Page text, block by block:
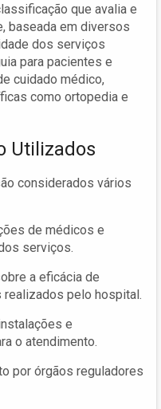
que avalia e
baseada em diversos
dos serviços
para pacientes e
cuidado médico,
como ortopedia e
Utilizados
considerados vários
de médicos e
serviços.
a eficácia de
pelo hospital.
e
o atendimento.
por órgãos reguladores